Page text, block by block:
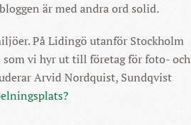
är med andra ord solid.
På Lidingö utanför Stockholm
vi hyr ut till företag för foto- och
Arvid Nordquist, Sundqvist